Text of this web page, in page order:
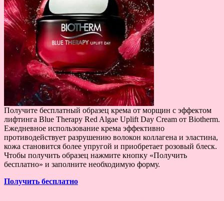
Получите бесплатный образец крема от морщин с эффектом
лифтинга Blue Therapy Red Algae Uplift Day Cream от Biotherm.
Ежедневное использование крема эффективно
противодействует разрушению волокон коллагена и эластина,
кожа становится более упругой и приобретает розовый блеск.
Чтобы получить образец нажмите кнопку «Получить
бесплатно» и заполните необходимую форму.
Получить бесплатно